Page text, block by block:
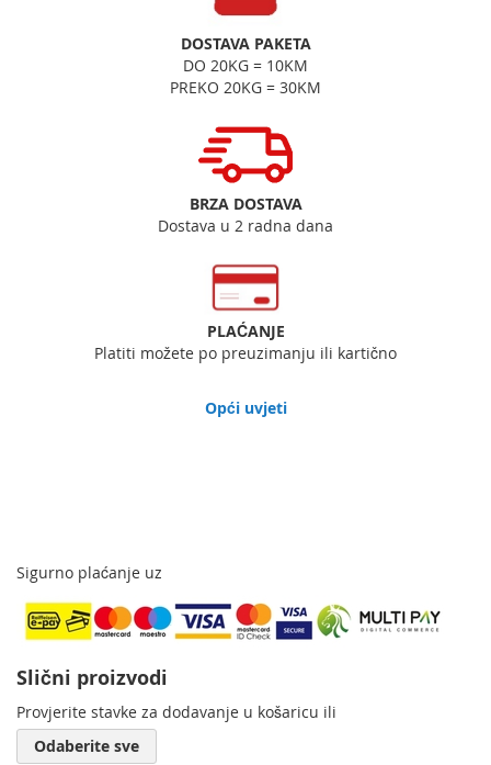
DOSTAVA PAKETA
DO 20KG = 10KM
PREKO 20KG = 30KM
BRZA DOSTAVA
Dostava u 2 radna dana
PLAĆANJE
Platiti možete po preuzimanju ili kartično
Opći uvjeti
Sigurno plaćanje uz
Slični proizvodi
Provjerite stavke za dodavanje u košaricu ili
Odaberite sve